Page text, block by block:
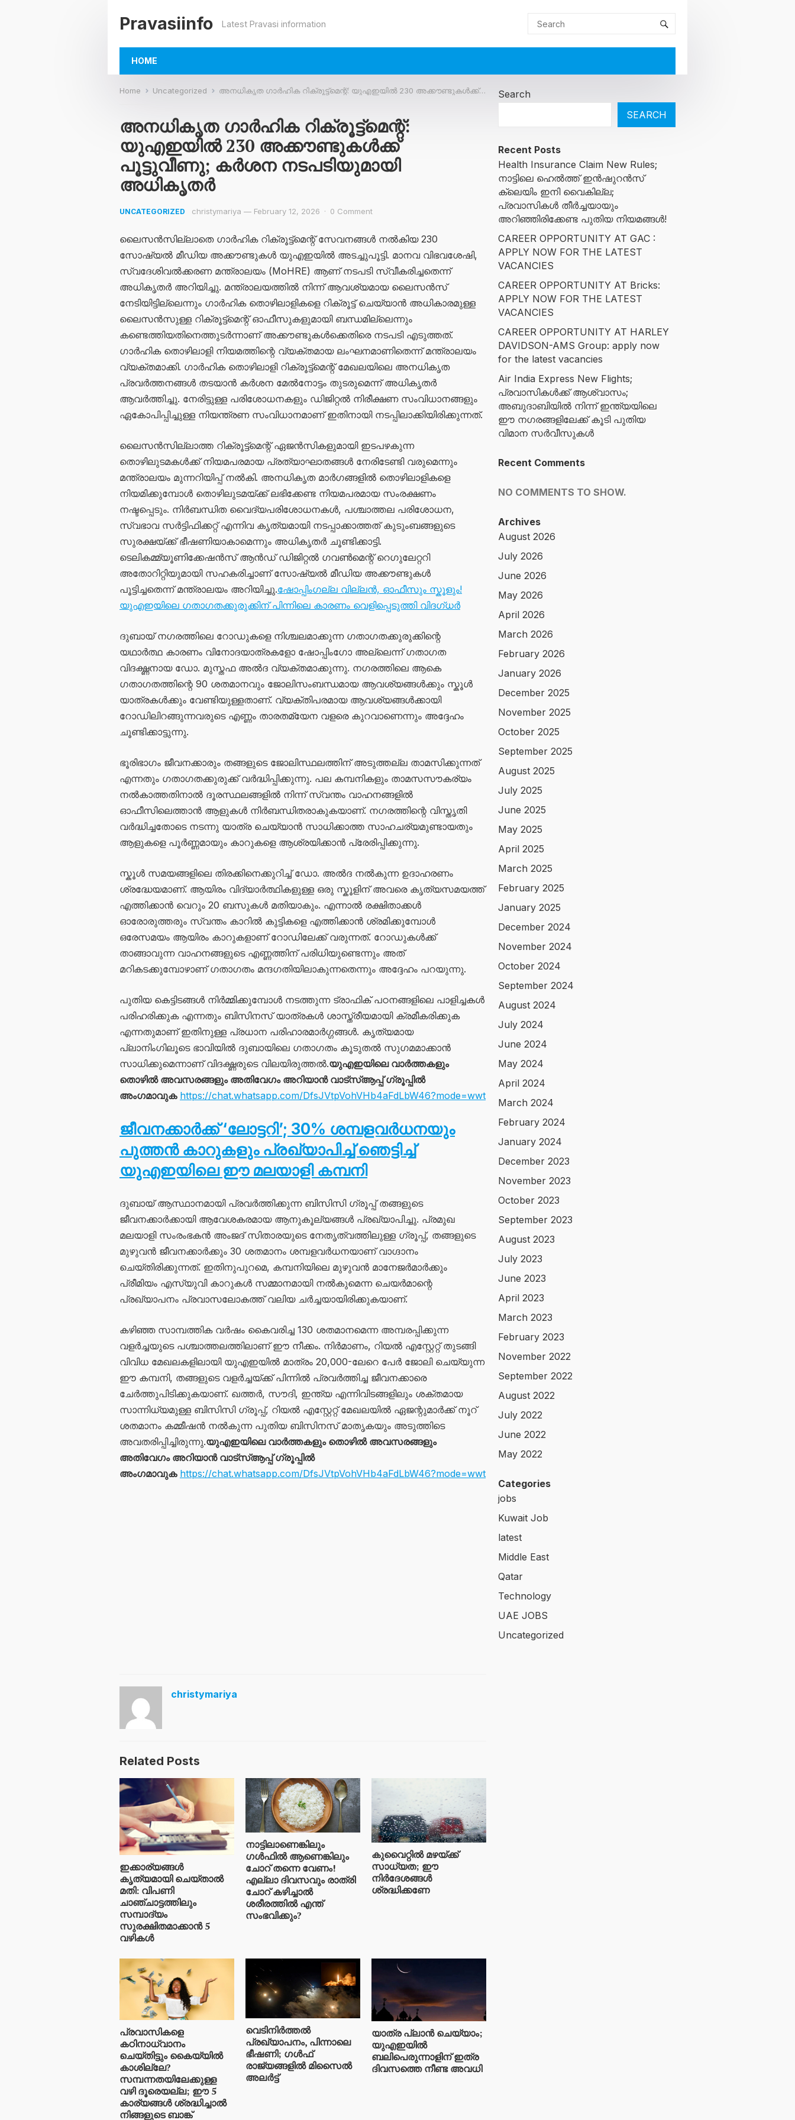
Pravasiinfo Latest Pravasi information
HOME
Home Uncategorized അനധികൃത ഗാർഹിക റിക്രൂട്ട്മെന്റ്: യുഎഇയിൽ 230 അക്കൗണ്ടുകൾക്ക് പൂട്ടുവീണു; കർശന നടപടിയുമായി അധികൃതർ
അനധികൃത ഗാർഹിക റിക്രൂട്ട്മെന്റ്:
യുഎഇയിൽ 230 അക്കൗണ്ടുകൾക്ക്
പൂട്ടുവീണു; കർശന നടപടിയുമായി
അധികൃതർ
UNCATEGORIZED christymariya — February 12, 2026 · 0 Comment
ലൈസൻസില്ലാതെ ഗാർഹിക റിക്രൂട്ട്മെന്റ് സേവനങ്ങൾ നൽകിയ 230
സോഷ്യൽ മീഡിയ അക്കൗണ്ടുകൾ യുഎഇയിൽ അടച്ചുപൂട്ടി. മാനവ വിഭവശേഷി,
സ്വദേശിവൽക്കരണ മന്ത്രാലയം (MoHRE) ആണ് നടപടി സ്വീകരിച്ചതെന്ന്
അധികൃതർ അറിയിച്ചു. മന്ത്രാലയത്തിൽ നിന്ന് ആവശ്യമായ ലൈസൻസ്
നേടിയിട്ടില്ലെന്നും ഗാർഹിക തൊഴിലാളികളെ റിക്രൂട്ട് ചെയ്യാൻ അധികാരമുള്ള
ലൈസൻസുള്ള റിക്രൂട്ട്മെന്റ് ഓഫീസുകളുമായി ബന്ധമില്ലെന്നും
കണ്ടെത്തിയതിനെത്തുടർന്നാണ് അക്കൗണ്ടുകൾക്കെതിരെ നടപടി എടുത്തത്.
ഗാർഹിക തൊഴിലാളി നിയമത്തിന്റെ വ്യക്തമായ ലംഘനമാണിതെന്ന് മന്ത്രാലയം
വ്യക്തമാക്കി. ഗാർഹിക തൊഴിലാളി റിക്രൂട്ട്മെന്റ് മേഖലയിലെ അനധികൃത
പ്രവർത്തനങ്ങൾ തടയാൻ കർശന മേൽനോട്ടം തുടരുമെന്ന് അധികൃതർ
ആവർത്തിച്ചു. നേരിട്ടുള്ള പരിശോധനകളും ഡിജിറ്റൽ നിരീക്ഷണ സംവിധാനങ്ങളും
ഏകോപിപ്പിച്ചുള്ള നിയന്ത്രണ സംവിധാനമാണ് ഇതിനായി നടപ്പിലാക്കിയിരിക്കുന്നത്.
ലൈസൻസില്ലാത്ത റിക്രൂട്ട്മെന്റ് ഏജൻസികളുമായി ഇടപഴകുന്ന
തൊഴിലുടമകൾക്ക് നിയമപരമായ പ്രത്യാഘാതങ്ങൾ നേരിടേണ്ടി വരുമെന്നും
മന്ത്രാലയം മുന്നറിയിപ്പ് നൽകി. അനധികൃത മാർഗങ്ങളിൽ തൊഴിലാളികളെ
നിയമിക്കുമ്പോൾ തൊഴിലുടമയ്ക്ക് ലഭിക്കേണ്ട നിയമപരമായ സംരക്ഷണം
നഷ്ടപ്പെടും. നിർബന്ധിത വൈദ്യപരിശോധനകൾ, പശ്ചാത്തല പരിശോധന,
സ്വഭാവ സർട്ടിഫിക്കറ്റ് എന്നിവ കൃത്യമായി നടപ്പാക്കാത്തത് കുടുംബങ്ങളുടെ
സുരക്ഷയ്ക്ക് ഭീഷണിയാകാമെന്നും അധികൃതർ ചൂണ്ടിക്കാട്ടി.
ടെലികമ്മ്യൂണിക്കേഷൻസ് ആൻഡ് ഡിജിറ്റൽ ഗവൺമെന്റ് റെഗുലേറ്ററി
അതോറിറ്റിയുമായി സഹകരിച്ചാണ് സോഷ്യൽ മീഡിയ അക്കൗണ്ടുകൾ
പൂട്ടിച്ചതെന്ന് മന്ത്രാലയം അറിയിച്ചു.ഷോപ്പിംഗല്ല വില്ലൻ, ഓഫീസും സ്കൂളും!
യുഎഇയിലെ ഗതാഗതക്കുരുക്കിന് പിന്നിലെ കാരണം വെളിപ്പെടുത്തി വിദഗ്ധർ
ദുബായ് നഗരത്തിലെ റോഡുകളെ നിശ്ചലമാക്കുന്ന ഗതാഗതക്കുരുക്കിന്റെ
യഥാർത്ഥ കാരണം വിനോദയാത്രകളോ ഷോപ്പിംഗോ അല്ലെന്ന് ഗതാഗത
വിദഗ്ദ്ധനായ ഡോ. മുസ്തഫ അൽദ വ്യക്തമാക്കുന്നു. നഗരത്തിലെ ആകെ
ഗതാഗതത്തിന്റെ 90 ശതമാനവും ജോലിസംബന്ധമായ ആവശ്യങ്ങൾക്കും സ്കൂൾ
യാത്രകൾക്കും വേണ്ടിയുള്ളതാണ്. വ്യക്തിപരമായ ആവശ്യങ്ങൾക്കായി
റോഡിലിറങ്ങുന്നവരുടെ എണ്ണം താരതമ്യേന വളരെ കുറവാണെന്നും അദ്ദേഹം
ചൂണ്ടിക്കാട്ടുന്നു.
ഭൂരിഭാഗം ജീവനക്കാരും തങ്ങളുടെ ജോലിസ്ഥലത്തിന് അടുത്തല്ല താമസിക്കുന്നത്
എന്നതും ഗതാഗതക്കുരുക്ക് വർദ്ധിപ്പിക്കുന്നു. പല കമ്പനികളും താമസസൗകര്യം
നൽകാത്തതിനാൽ ദൂരസ്ഥലങ്ങളിൽ നിന്ന് സ്വന്തം വാഹനങ്ങളിൽ
ഓഫീസിലെത്താൻ ആളുകൾ നിർബന്ധിതരാകുകയാണ്. നഗരത്തിന്റെ വിസ്തൃതി
വർദ്ധിച്ചതോടെ നടന്നു യാത്ര ചെയ്യാൻ സാധിക്കാത്ത സാഹചര്യമുണ്ടായതും
ആളുകളെ പൂർണ്ണമായും കാറുകളെ ആശ്രയിക്കാൻ പ്രേരിപ്പിക്കുന്നു.
സ്കൂൾ സമയങ്ങളിലെ തിരക്കിനെക്കുറിച്ച് ഡോ. അൽദ നൽകുന്ന ഉദാഹരണം
ശ്രദ്ധേയമാണ്. ആയിരം വിദ്യാർത്ഥികളുള്ള ഒരു സ്കൂളിന് അവരെ കൃത്യസമയത്ത്
എത്തിക്കാൻ വെറും 20 ബസുകൾ മതിയാകും. എന്നാൽ രക്ഷിതാക്കൾ
ഓരോരുത്തരും സ്വന്തം കാറിൽ കുട്ടികളെ എത്തിക്കാൻ ശ്രമിക്കുമ്പോൾ
ഒരേസമയം ആയിരം കാറുകളാണ് റോഡിലേക്ക് വരുന്നത്. റോഡുകൾക്ക്
താങ്ങാവുന്ന വാഹനങ്ങളുടെ എണ്ണത്തിന് പരിധിയുണ്ടെന്നും അത്
മറികടക്കുമ്പോഴാണ് ഗതാഗതം മന്ദഗതിയിലാകുന്നതെന്നും അദ്ദേഹം പറയുന്നു.
പുതിയ കെട്ടിടങ്ങൾ നിർമ്മിക്കുമ്പോൾ നടത്തുന്ന ട്രാഫിക് പഠനങ്ങളിലെ പാളിച്ചകൾ
പരിഹരിക്കുക എന്നതും ബിസിനസ് യാത്രകൾ ശാസ്ത്രീയമായി ക്രമീകരിക്കുക
എന്നതുമാണ് ഇതിനുള്ള പ്രധാന പരിഹാരമാർഗ്ഗങ്ങൾ. കൃത്യമായ
പ്ലാനിംഗിലൂടെ ഭാവിയിൽ ദുബായിലെ ഗതാഗതം കൂടുതൽ സുഗമമാക്കാൻ
സാധിക്കുമെന്നാണ് വിദഗ്ദ്ധരുടെ വിലയിരുത്തൽ.യുഎഇയിലെ വാർത്തകളും
തൊഴിൽ അവസരങ്ങളും അതിവേഗം അറിയാൻ വാട്സ്ആപ്പ് ഗ്രൂപ്പിൽ
അംഗമാവുക https://chat.whatsapp.com/DfsJVtpVohVHb4aFdLbW46?mode=wwt
ജീവനക്കാർക്ക് ‘ലോട്ടറി’; 30% ശമ്പളവർധനയും
പുത്തൻ കാറുകളും പ്രഖ്യാപിച്ച് ഞെട്ടിച്ച്
യുഎഇയിലെ ഈ മലയാളി കമ്പനി
ദുബായ് ആസ്ഥാനമായി പ്രവർത്തിക്കുന്ന ബിസിസി ഗ്രൂപ്പ് തങ്ങളുടെ
ജീവനക്കാർക്കായി ആവേശകരമായ ആനുകൂല്യങ്ങൾ പ്രഖ്യാപിച്ചു. പ്രമുഖ
മലയാളി സംരംഭകൻ അംജദ് സിതാരയുടെ നേതൃത്വത്തിലുള്ള ഗ്രൂപ്പ്, തങ്ങളുടെ
മുഴുവൻ ജീവനക്കാർക്കും 30 ശതമാനം ശമ്പളവർധനയാണ് വാഗ്ദാനം
ചെയ്തിരിക്കുന്നത്. ഇതിനുപുറമെ, കമ്പനിയിലെ മുഴുവൻ മാനേജർമാർക്കും
പ്രീമിയം എസ്‌യുവി കാറുകൾ സമ്മാനമായി നൽകുമെന്ന ചെയർമാന്റെ
പ്രഖ്യാപനം പ്രവാസലോകത്ത് വലിയ ചർച്ചയായിരിക്കുകയാണ്.
കഴിഞ്ഞ സാമ്പത്തിക വർഷം കൈവരിച്ച 130 ശതമാനമെന്ന അമ്പരപ്പിക്കുന്ന
വളർച്ചയുടെ പശ്ചാത്തലത്തിലാണ് ഈ നീക്കം. നിർമാണം, റിയൽ എസ്റ്റേറ്റ് തുടങ്ങി
വിവിധ മേഖലകളിലായി യുഎഇയിൽ മാത്രം 20,000-ലേറെ പേർ ജോലി ചെയ്യുന്ന
ഈ കമ്പനി, തങ്ങളുടെ വളർച്ചയ്ക്ക് പിന്നിൽ പ്രവർത്തിച്ച ജീവനക്കാരെ
ചേർത്തുപിടിക്കുകയാണ്. ഖത്തർ, സൗദി, ഇന്ത്യ എന്നിവിടങ്ങളിലും ശക്തമായ
സാന്നിധ്യമുള്ള ബിസിസി ഗ്രൂപ്പ്, റിയൽ എസ്റ്റേറ്റ് മേഖലയിൽ ഏജന്റുമാർക്ക് നൂറ്
ശതമാനം കമ്മീഷൻ നൽകുന്ന പുതിയ ബിസിനസ് മാതൃകയും അടുത്തിടെ
അവതരിപ്പിച്ചിരുന്നു.യുഎഇയിലെ വാർത്തകളും തൊഴിൽ അവസരങ്ങളും
അതിവേഗം അറിയാൻ വാട്സ്ആപ്പ് ഗ്രൂപ്പിൽ
അംഗമാവുക https://chat.whatsapp.com/DfsJVtpVohVHb4aFdLbW46?mode=wwt
christymariya
Related Posts
ഇക്കാര്യങ്ങൾ
കൃത്യമായി ചെയ്താൽ
മതി: വിപണി
ചാഞ്ചാട്ടത്തിലും
സമ്പാദ്യം
സുരക്ഷിതമാക്കാൻ 5
വഴികൾ
നാട്ടിലാണെങ്കിലും ​
ഗൾഫിൽ ആണെങ്കിലും
ചോറ് തന്നെ വേണം!
എല്ലാ ദിവസവും രാത്രി
ചോറ് കഴിച്ചാൽ
ശരീരത്തിൽ എന്ത്
സംഭവിക്കും?
കുവൈറ്റിൽ മഴയ്ക്ക്
സാധ്യത; ഈ
നിർദേശങ്ങൾ
ശ്രദ്ധിക്കണേ
പ്രവാസികളെ
കഠിനാധ്വാനം
ചെയ്തിട്ടും കൈയ്യിൽ
കാശില്ലേ?
സമ്പന്നതയിലേക്കുള്ള
വഴി ദൂരെയല്ല; ഈ 5
കാര്യങ്ങൾ ശ്രദ്ധിച്ചാൽ
നിങ്ങളുടെ ബാങ്ക്
വെടിനിർത്തൽ
പ്രഖ്യാപനം, പിന്നാലെ
ഭീഷണി; ഗൾഫ്
രാജ്യങ്ങളിൽ മിസൈൽ
അലർട്ട്
യാത്ര പ്ലാൻ ചെയ്യാം;
യുഎഇയിൽ
ബലിപെരുന്നാളിന് ഇത്ര
ദിവസത്തെ നീണ്ട അവധി
Search
SEARCH
Recent Posts
Health Insurance Claim New Rules;
നാട്ടിലെ ഹെൽത്ത് ഇൻഷുറൻസ്
ക്ലെയിം ഇനി വൈകില്ല;
പ്രവാസികൾ തീർച്ചയായും
അറിഞ്ഞിരിക്കേണ്ട പുതിയ നിയമങ്ങൾ!
CAREER OPPORTUNITY AT GAC :
APPLY NOW FOR THE LATEST
VACANCIES
CAREER OPPORTUNITY AT Bricks:
APPLY NOW FOR THE LATEST
VACANCIES
CAREER OPPORTUNITY AT HARLEY
DAVIDSON-AMS Group: apply now
for the latest vacancies
Air India Express New Flights;
പ്രവാസികൾക്ക് ആശ്വാസം;
അബുദാബിയിൽ നിന്ന് ഇന്ത്യയിലെ
ഈ നഗരങ്ങളിലേക്ക് കൂടി പുതിയ
വിമാന സർവീസുകൾ
Recent Comments
NO COMMENTS TO SHOW.
Archives
August 2026
July 2026
June 2026
May 2026
April 2026
March 2026
February 2026
January 2026
December 2025
November 2025
October 2025
September 2025
August 2025
July 2025
June 2025
May 2025
April 2025
March 2025
February 2025
January 2025
December 2024
November 2024
October 2024
September 2024
August 2024
July 2024
June 2024
May 2024
April 2024
March 2024
February 2024
January 2024
December 2023
November 2023
October 2023
September 2023
August 2023
July 2023
June 2023
April 2023
March 2023
February 2023
November 2022
September 2022
August 2022
July 2022
June 2022
May 2022
Categories
jobs
Kuwait Job
latest
Middle East
Qatar
Technology
UAE JOBS
Uncategorized